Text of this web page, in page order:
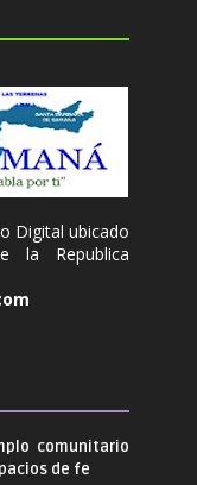
Digital ubicado
la Republica
comunitario
de fe